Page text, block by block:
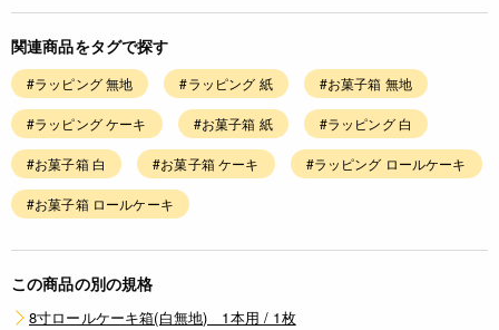
関連商品をタグで探す
#ラッピング 無地 #ラッピング 紙 #お菓子箱 無地
#ラッピング ケーキ #お菓子箱 紙 #ラッピング 白
#お菓子箱 白 #お菓子箱 ケーキ #ラッピング ロールケーキ
#お菓子箱 ロールケーキ
この商品の別の規格
8寸ロールケーキ箱(白無地) 1本用 / 1枚